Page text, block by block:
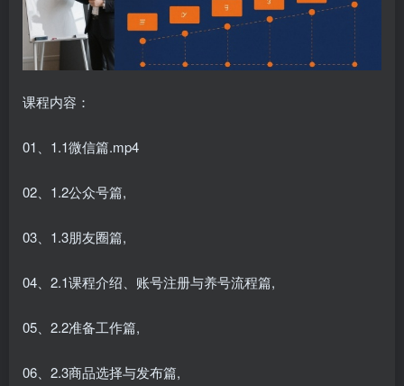
课程内容：
01、1.1微信篇.mp4
02、1.2公众号篇,
03、1.3朋友圈篇,
04、2.1课程介绍、账号注册与养号流程篇,
05、2.2准备工作篇,
06、2.3商品选择与发布篇,